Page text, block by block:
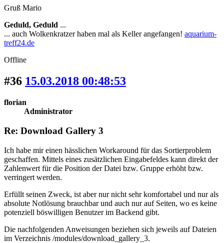
Gruß Mario
Geduld, Geduld ...
... auch Wolkenkratzer haben mal als Keller angefangen! aquarium-
treff24.de
Offline
#36 15.03.2018 00:48:53
florian
Administrator
Re: Download Gallery 3
Ich habe mir einen hässlichen Workaround für das Sortierproblem
geschaffen. Mittels eines zusätzlichen Eingabefeldes kann direkt der
Zahlenwert für die Position der Datei bzw. Gruppe erhöht bzw.
verringert werden.
Erfüllt seinen Zweck, ist aber nur nicht sehr komfortabel und nur als
absolute Notlösung brauchbar und auch nur auf Seiten, wo es keine
potenziell böswilligen Benutzer im Backend gibt.
Die nachfolgenden Anweisungen beziehen sich jeweils auf Dateien
im Verzeichnis /modules/download_gallery_3.